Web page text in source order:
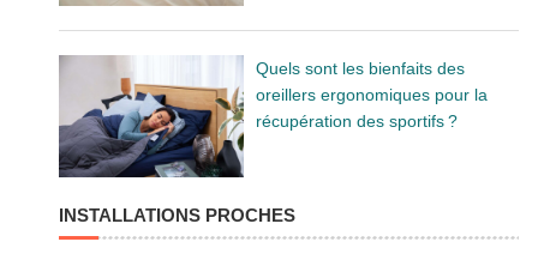
Quels sont les bienfaits des
oreillers ergonomiques pour la
récupération des sportifs ?
INSTALLATIONS PROCHES